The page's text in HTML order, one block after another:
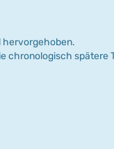
hervorgehoben.
chronologisch spätere